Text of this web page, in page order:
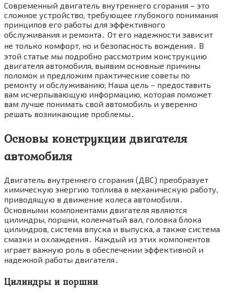
Современный двигатель внутреннего сгорания – это
сложное устройство, требующее глубокого понимания
принципов его работы для эффективного
обслуживания и ремонта․ От его надежности зависит
не только комфорт, но и безопасность вождения․ В
этой статье мы подробно рассмотрим конструкцию
двигателя автомобиля, выявим основные причины
поломок и предложим практические советы по
ремонту и обслуживанию; Наша цель – предоставить
вам исчерпывающую информацию, которая поможет
вам лучше понимать свой автомобиль и уверенно
решать возникающие проблемы․
Основы конструкции двигателя
автомобиля
Двигатель внутреннего сгорания (ДВС) преобразует
химическую энергию топлива в механическую работу,
приводящую в движение колеса автомобиля․
Основными компонентами двигателя являются
цилиндры, поршни, коленчатый вал, головка блока
цилиндров, система впуска и выпуска, а также система
смазки и охлаждения․ Каждый из этих компонентов
играет важную роль в обеспечении эффективной и
надежной работы двигателя․
Цилиндры и поршни